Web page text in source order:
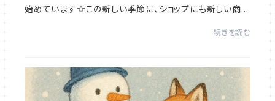
始めています☆この新しい季節に、ショップにも新しい商品
続きを読む